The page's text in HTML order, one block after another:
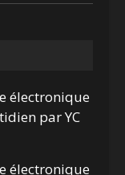
électronique
par YC
électronique